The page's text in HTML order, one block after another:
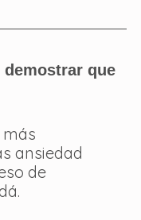
que
más
ansiedad
de